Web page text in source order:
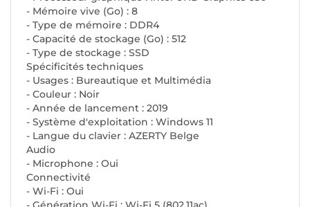
- Mémoire vive (Go) : 8
- Type de mémoire : DDR4
- Capacité de stockage (Go) : 512
- Type de stockage : SSD
Spécificités techniques
- Usages : Bureautique et Multimédia
- Couleur : Noir
- Année de lancement : 2019
- Système d'exploitation : Windows 11
- Langue du clavier : AZERTY Belge
Audio
- Microphone : Oui
Connectivité
- Wi-Fi : Oui